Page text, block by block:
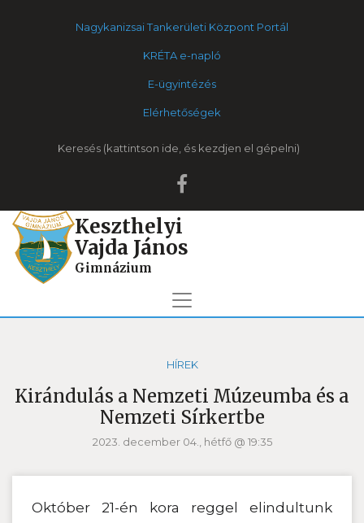
Nagykanizsai Tankerületi Központ Portál
KRÉTA e-napló
E-ügyintézés
Elérhetőségek
Keresés
Keszthelyi
Vajda János
Gimnázium
HÍREK
Kirándulás a Nemzeti Múzeumba és a
Nemzeti Sírkertbe
2023. december 04., hétfő @ 19:35
Október 21-én kora reggel elindultunk